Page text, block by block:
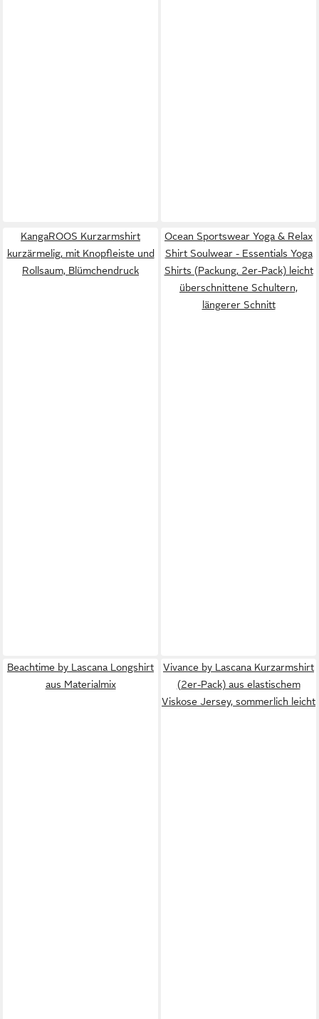
KangaROOS Kurzarmshirt
kurzärmelig, mit Knopfleiste und
Rollsaum, Blümchendruck
Ocean Sportswear Yoga & Relax
Shirt Soulwear - Essentials Yoga
Shirts (Packung, 2er-Pack) leicht
überschnittene Schultern,
längerer Schnitt
Beachtime by Lascana Longshirt
aus Materialmix
Vivance by Lascana Kurzarmshirt
(2er-Pack) aus elastischem
Viskose Jersey, sommerlich leicht